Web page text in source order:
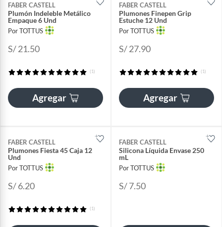
FABER CASTELL
Plumón Indeleble Metálico
Empaque 6 Und
Por TOTTUS
S/ 21.50
(1)
Agregar
FABER CASTELL
Plumones Finepen Grip
Estuche 12 Und
Por TOTTUS
S/ 27.90
(1)
Agregar
FABER CASTELL
Plumones Fiesta 45 Caja 12
Und
Por TOTTUS
S/ 6.20
(1)
FABER CASTELL
Silicona Líquida Envase 250
mL
Por TOTTUS
S/ 7.50